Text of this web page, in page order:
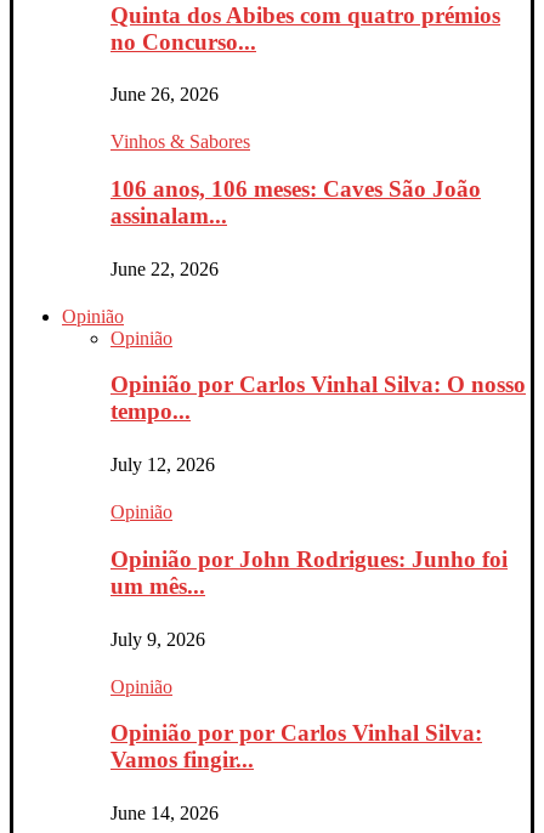
Quinta dos Abibes com quatro prémios
no Concurso...
June 26, 2026
Vinhos & Sabores
106 anos, 106 meses: Caves São João
assinalam...
June 22, 2026
Opinião
Opinião
Opinião por Carlos Vinhal Silva: O nosso
tempo...
July 12, 2026
Opinião
Opinião por John Rodrigues: Junho foi
um mês...
July 9, 2026
Opinião
Opinião por por Carlos Vinhal Silva:
Vamos fingir...
June 14, 2026